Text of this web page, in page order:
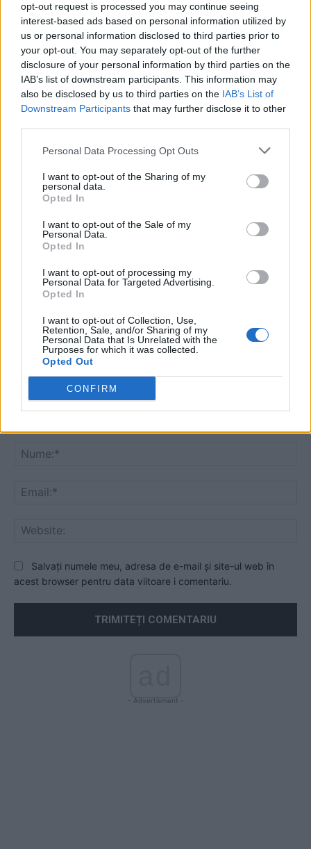
opt-out request is processed you may continue seeing
interest-based ads based on personal information utilized by
us or personal information disclosed to third parties prior to
your opt-out. You may separately opt-out of the further
disclosure of your personal information by third parties on the
IAB’s list of downstream participants. This information may
also be disclosed by us to third parties on the IAB’s List of
Downstream Participants that may further disclose it to other
Personal Data Processing Opt Outs
I want to opt-out of the Sharing of my
personal data.
Opted In
I want to opt-out of the Sale of my
Personal Data.
Opted In
I want to opt-out of processing my
Personal Data for Targeted Advertising.
Opted In
I want to opt-out of Collection, Use,
Retention, Sale, and/or Sharing of my
Personal Data that Is Unrelated with the
Purposes for which it was collected.
Opted Out
CONFIRM
Nu te-a invatat mama ta bunele maniere, iti lipsesc
cei 7 ani de acasa, deh, atunci tu ii cantai ode lui
ceasca, cu cravata de pionier, iti aduci aminte,da!!!
Altfel mai bine mancai un rahat inainte sa scoati pe
gura ce ai scos in legatura cu reportera de la BBC,
lumea educata nu se comporta cum te comporti
TU, mai creatura din Neanderthal ce esti, pardon,
berzelius marți, 15 ianuarie 2019 La 14.52
Mare noroc a avut ziarista aia de la BBC!! Daca era
patit si motociclistul ala ,sau poate mai rau!
Răspundeți
LĂSAȚI UN MESAJ
Comentariu:
Salvați numele meu, adresa de e-mail și site-ul web în
acest browser pentru data viitoare i comentariu.
- Advertisment -